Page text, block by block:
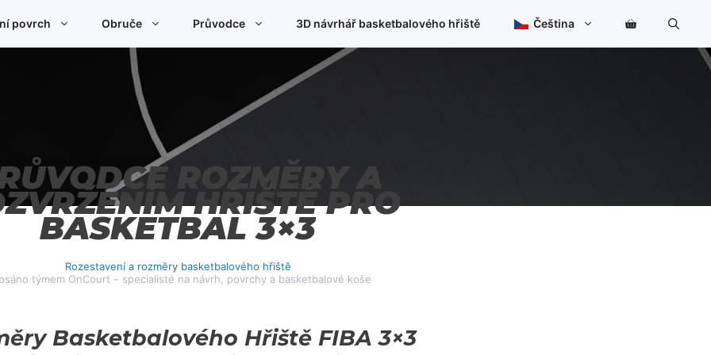
povrch Obruče Průvodce 3D návrhář basketbalového hřiště Čeština
ROZMĚRY A
HŘIŠTĚ PRO
BASKETBAL 3×3
Rozestavení a rozměry basketbalového hřiště
týmem OnCourt – specialisté na návrh, povrchy a basketbalové koše
Basketbalového Hřiště FIBA 3×3